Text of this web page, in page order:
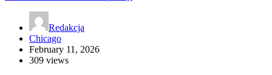
Redakcja
Chicago
February 11, 2026
309 views